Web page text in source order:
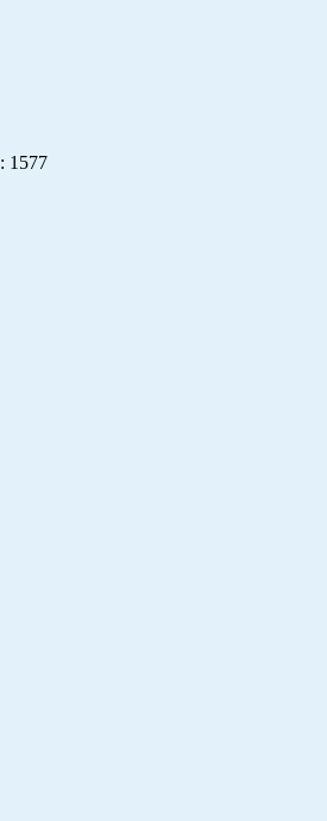
: 1577